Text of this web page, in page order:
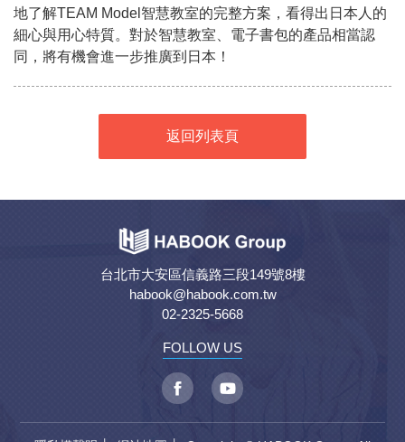
地了解TEAM Model智慧教室的完整方案，看得出日本人的
細心與用心特質。對於智慧教室、電子書包的產品相當認
同，將有機會進一步推廣到日本！
返回列表頁
台北市大安區信義路三段149號8樓
habook@habook.com.tw
02-2325-5668
FOLLOW US